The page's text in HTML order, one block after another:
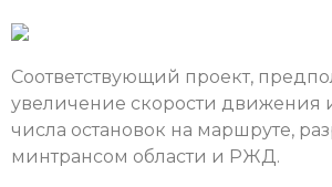
Соответствующий проект,
увеличение скорости движения
числа остановок на маршруте,
минтрансом области и РЖД.